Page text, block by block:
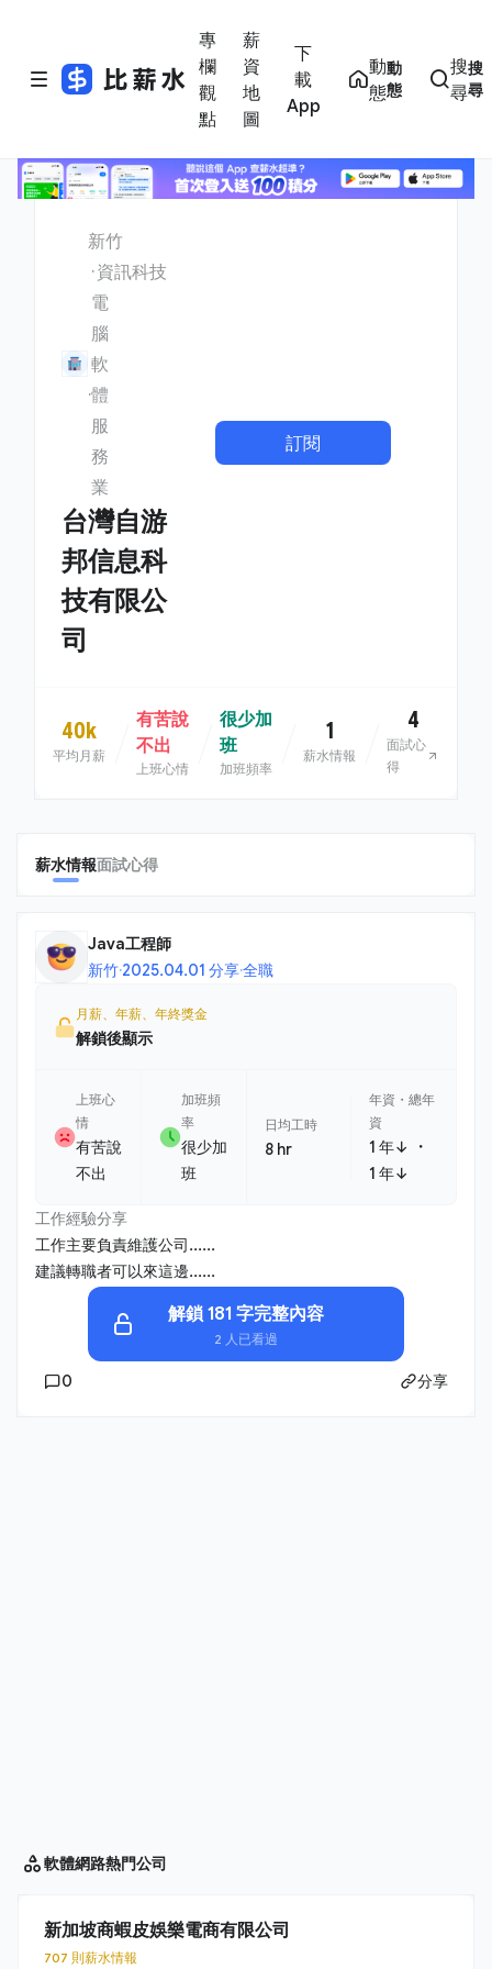
專
欄
觀
點
薪
資
地
圖
下
載
App
動
態
動
態
搜
尋
搜
尋
新竹
資訊科技
電
腦
軟
體
服
務
業
台灣自游
邦信息科
技有限公
司
訂閱
40k
平均月薪
有苦說
不出
上班心情
很少加
班
加班頻率
1
薪水情報
4
面試心
得
薪水情報面試心得
Java工程師
新竹·2025.04.01 分享·全職
月薪、年薪、年終獎金
解鎖後顯示
上班心
情
有苦說
不出
加班頻
率
很少加
班
日均工時
8 hr
年資・總年
資
1 年↓ ・
1 年↓
工作經驗分享
工作主要負責維護公司......
建議轉職者可以來這邊......
解鎖 181 字完整內容
2 人已看過
0 分享
軟體網路熱門公司
新加坡商蝦皮娛樂電商有限公司
707 則薪水情報